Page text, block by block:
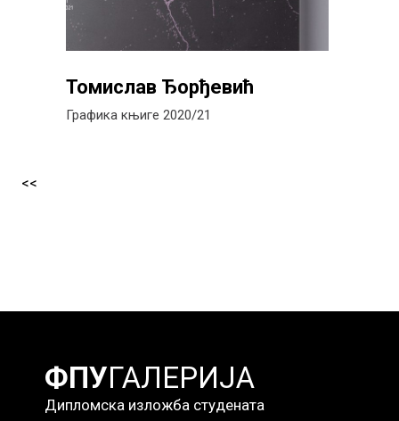
Томислав Ђорђевић
Графика књиге 2020/21
<<
ФПУГАЛЕРИЈА
Дипломска изложба студената